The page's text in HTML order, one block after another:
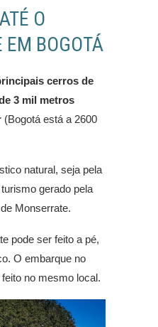
O
EM BOGOTÁ
cerros de
3 mil metros
(Bogotá está a 2600
natural, seja pela
gerado pela
Monserrate.
pode ser feito a pé,
O embarque no
no mesmo local.